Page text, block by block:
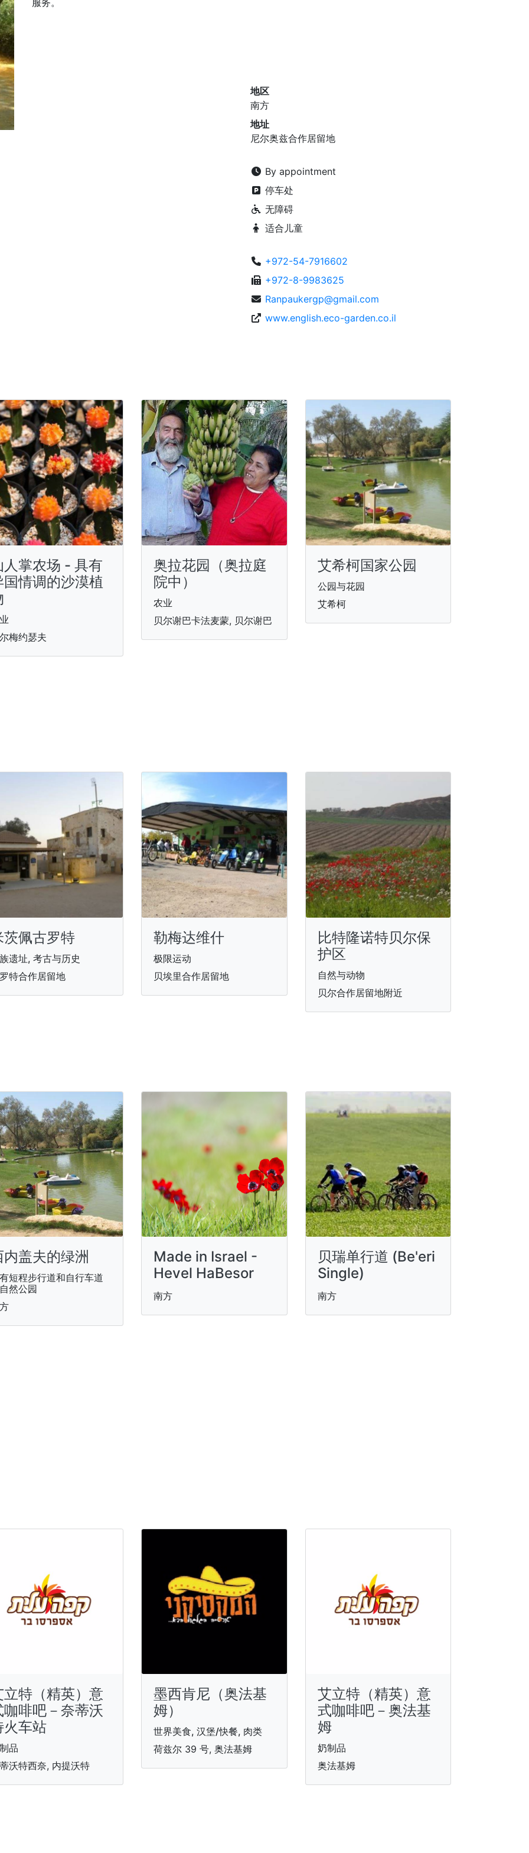
服务。
地区
南方
地址
尼尔奥兹合作居留地
By appointment
停车处
无障碍
适合儿童
+972-54-7916602
+972-8-9983625
Ranpaukergp@gmail.com
www.english.eco-garden.co.il
人掌农场 - 具有
国情调的沙漠植
梅约瑟夫
奥拉花园（奥拉庭
院中）
农业
贝尔谢巴卡法麦蒙, 贝尔谢巴
艾希柯国家公园
公园与花园
艾希柯
茨佩古罗特
遗址, 考古与历史
特合作居留地
勒梅达维什
极限运动
贝埃里合作居留地
比特隆诺特贝尔保
护区
自然与动物
贝尔合作居留地附近
内盖夫的绿洲
短程步行道和自行车道
然公园
Made in Israel -
Hevel HaBesor
南方
贝瑞单行道 (Be'eri
Single)
南方
立特（精英）意
咖啡吧－奈蒂沃
火车站
品
沃特西奈, 内提沃特
墨西肯尼（奥法基
姆）
世界美食, 汉堡/快餐, 肉类
荷兹尔 39 号, 奥法基姆
艾立特（精英）意
式咖啡吧－奥法基
姆
奶制品
奥法基姆